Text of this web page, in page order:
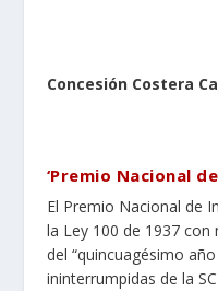
Concesión Costera
‘Premio Nacional
El Premio Nacional de
la Ley 100 de 1937
del “quincuagésimo
ininterrumpidas de la